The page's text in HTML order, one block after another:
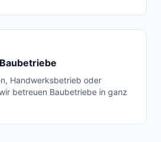
Handwerksbetrieb oder
betreuen Baubetriebe in ganz